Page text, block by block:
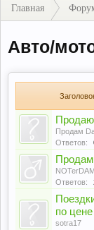
Главная
Авто/
Продам
Ответов:
Продам
Ответов:
по
sotra17